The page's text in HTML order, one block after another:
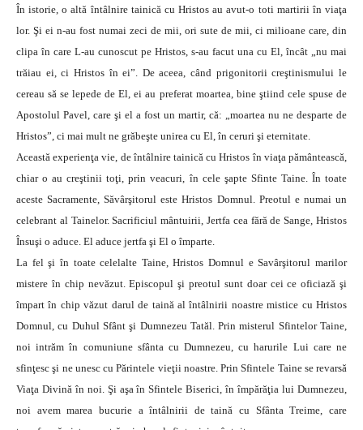
În istorie, o altă întâlnire tainică cu Hristos au avut-o toti martirii în viaţa
lor. Şi ei n-au fost numai zeci de mii, ori sute de mii, ci milioane care, din
clipa în care L-au cunoscut pe Hristos, s-au facut una cu El, încât „nu mai
trăiau ei, ci Hristos în ei”. De aceea, când prigonitorii creştinismului le
cereau să se lepede de El, ei au preferat moartea, bine ştiind cele spuse de
Apostolul Pavel, care şi el a fost un martir, că: „moartea nu ne desparte de
Hristos”, ci mai mult ne grăbeşte unirea cu El, în ceruri şi eternitate.
Această experienţa vie, de întâlnire tainică cu Hristos în viaţa pământească,
chiar o au creştinii toţi, prin veacuri, în cele şapte Sfinte Taine. În toate
aceste Sacramente, Săvârşitorul este Hristos Domnul. Preotul e numai un
celebrant al Tainelor. Sacrificiul mântuirii, Jertfa cea fără de Sange, Hristos
Însuşi o aduce. El aduce jertfa şi El o împarte.
La fel şi în toate celelalte Taine, Hristos Domnul e Savârşitorul marilor
mistere în chip nevăzut. Episcopul şi preotul sunt doar cei ce oficiază şi
împart în chip văzut darul de taină al întâlnirii noastre mistice cu Hristos
Domnul, cu Duhul Sfânt şi Dumnezeu Tatăl. Prin misterul Sfintelor Taine,
noi intrăm în comuniune sfânta cu Dumnezeu, cu harurile Lui care ne
sfinţesc şi ne unesc cu Părintele vieţii noastre. Prin Sfintele Taine se revarsă
Viaţa Divină în noi. Şi aşa în Sfintele Biserici, în împărăţia lui Dumnezeu,
noi avem marea bucurie a întâlnirii de taină cu Sfânta Treime, care